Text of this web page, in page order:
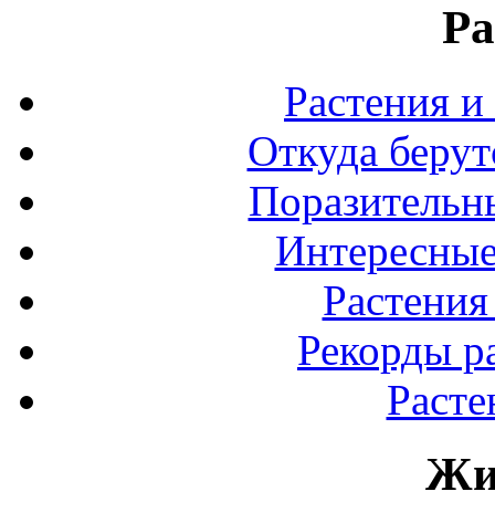
Растения
Откуда
Рекорды